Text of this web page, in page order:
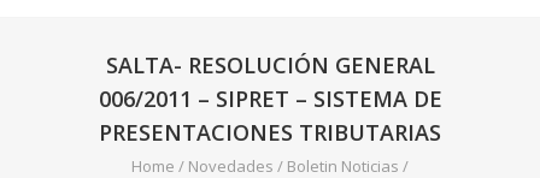
SALTA- RESOLUCIÓN GENERAL
006/2011 – SIPRET – SISTEMA DE
PRESENTACIONES TRIBUTARIAS
Home / Novedades / Boletin Noticias /